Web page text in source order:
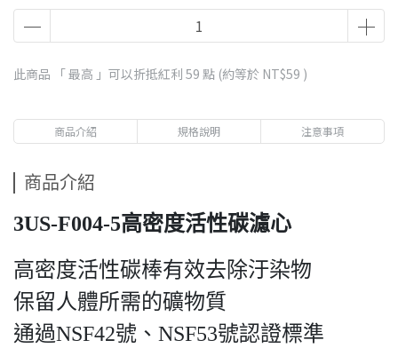
此商品 「 最高 」可以折抵紅利 59 點 (約等於 NT$59 )
商品介紹 規格說明 注意事項
商品介紹
3US-F004-5高密度活性碳濾心
高密度活性碳棒有效去除汙染物
保留人體所需的礦物質
通過NSF42號、NSF53號認證標準